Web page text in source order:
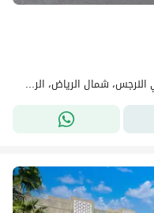
شارع الامير سعود ابن عبدالله ابن جلوي، حي النرجس، شمال الرياض، الرياض